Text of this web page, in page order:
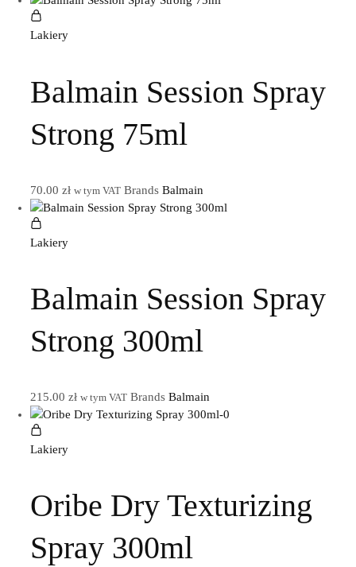
Lakiery
Balmain Session Spray
Strong 75ml
70.00 zł w tym VATBrands Balmain
Lakiery
Balmain Session Spray
Strong 300ml
215.00 zł w tym VATBrands Balmain
Lakiery
Oribe Dry Texturizing
Spray 300ml